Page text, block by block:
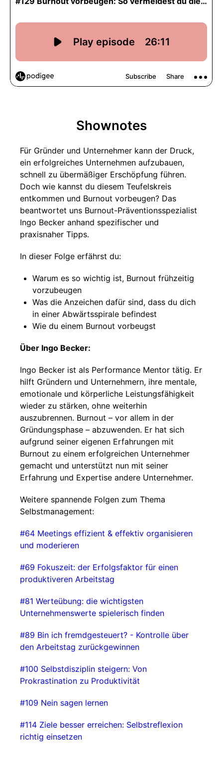
Shownotes
Für Gründer und Unternehmer kann der Druck,
ein erfolgreiches Unternehmen aufzubauen,
schnell zu übermäßiger Erschöpfung führen.
Doch wie kannst du diesem Teufelskreis
entkommen und Burnout vorbeugen? Das
beantwortet uns Burnout-Präventionsspezialist
Ingo Becker anhand spezifischer und
praxisnaher Tipps.
In dieser Folge erfährst du:
Warum es so wichtig ist, Burnout frühzeitig
vorzubeugen
Was die Anzeichen dafür sind, dass du dich
in einer Abwärtsspirale befindest
Wie du einem Burnout vorbeugst
Über Ingo Becker:
Ingo Becker ist als Performance Mentor tätig. Er
hilft Gründern und Unternehmern, ihre mentale,
emotionale und körperliche Leistungsfähigkeit
wieder zu stärken, ohne weiterhin
auszubrennen. Burnout – vor allem in der
Gründungsphase – abzuwenden. Er hat sich
aufgrund seiner eigenen Erfahrungen mit
Burnout zu einem erfolgreichen Unternehmer
gemacht und unterstützt nun mit seiner
Erfahrung und Expertise andere Unternehmer.
Weitere spannende Folgen zum Thema
Selbstmanagement:
⁠#64 Meetings effizient & effektiv organisieren
und moderieren⁠⁠
⁠⁠#69 Fokuszeit: der Erfolgsfaktor für einen
produktiveren Arbeitstag⁠⁠
⁠⁠#81 Werteübung: die wichtigsten
Unternehmenswerte spielerisch finden⁠⁠
⁠⁠#89 Bin ich fremdgesteuert? - Kontrolle über
den Arbeitstag zurückgewinnen⁠⁠
⁠⁠#100 Selbstdisziplin steigern: Von
Prokrastination zu Produktivität⁠⁠
⁠#109 Nein sagen lernen
#114 Ziele besser erreichen: Selbstreflexion
richtig einsetzen